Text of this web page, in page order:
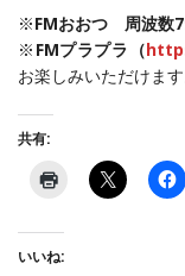
※FMおおつ 周波数
※ FMプラプラ（
お楽しみいただけます
共有:
いいね: